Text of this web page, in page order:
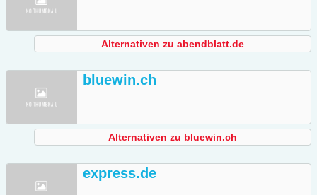
Alternativen zu abendblatt.de
bluewin.ch
Alternativen zu bluewin.ch
express.de